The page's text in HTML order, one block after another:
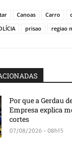
Canoas Carro
prisao
regiao
Por que a Gerdau
Empresa explica
cortes
07/08/2026 - 08h15